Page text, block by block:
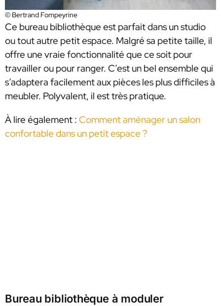
© Bertrand Fompeyrine
Ce bureau bibliothèque est parfait dans un studio
ou tout autre petit espace. Malgré sa petite taille, il
offre une vraie fonctionnalité que ce soit pour
travailler ou pour ranger. C’est un bel ensemble qui
s’adaptera facilement aux pièces les plus difficiles à
meubler. Polyvalent, il est très pratique.
À lire également : Comment aménager un salon
confortable dans un petit espace ?
Bureau bibliothèque à moduler